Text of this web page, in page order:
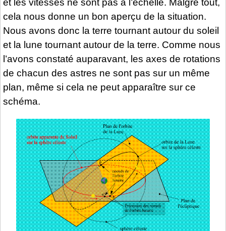
et les vitesses ne sont pas à l’échelle. Malgré tout,
cela nous donne un bon aperçu de la situation.
Nous avons donc la terre tournant autour du soleil
et la lune tournant autour de la terre. Comme nous
l’avons constaté auparavant, les axes de rotations
de chacun des astres ne sont pas sur un même
plan, même si cela ne peut apparaître sur ce
schéma.